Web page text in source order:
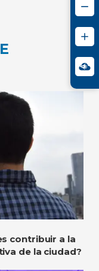
contribuir a la
de la ciudad?